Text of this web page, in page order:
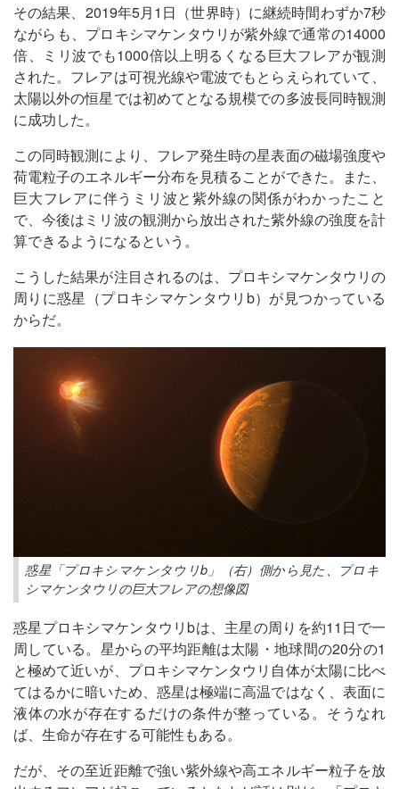
その結果、2019年5月1日（世界時）に継続時間わずか7秒
ながらも、プロキシマケンタウリが紫外線で通常の14000
倍、ミリ波でも1000倍以上明るくなる巨大フレアが観測
された。フレアは可視光線や電波でもとらえられていて、
太陽以外の恒星では初めてとなる規模での多波長同時観測
に成功した。
この同時観測により、フレア発生時の星表面の磁場強度や
荷電粒子のエネルギー分布を見積ることができた。また、
巨大フレアに伴うミリ波と紫外線の関係がわかったこと
で、今後はミリ波の観測から放出された紫外線の強度を計
算できるようになるという。
こうした結果が注目されるのは、プロキシマケンタウリの
周りに惑星（プロキシマケンタウリb）が見つかっている
からだ。
惑星「プロキシマケンタウリb」（右）側から見た、プロキ
シマケンタウリの巨大フレアの想像図
惑星プロキシマケンタウリbは、主星の周りを約11日で一
周している。星からの平均距離は太陽・地球間の20分の1
と極めて近いが、プロキシマケンタウリ自体が太陽に比べ
てはるかに暗いため、惑星は極端に高温ではなく、表面に
液体の水が存在するだけの条件が整っている。そうなれ
ば、生命が存在する可能性もある。
だが、その至近距離で強い紫外線や高エネルギー粒子を放